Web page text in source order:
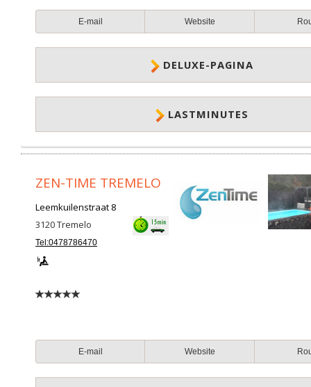
E-mail Website
DELUXE-PAGINA
LASTMINUTES
ZEN-TIME TREMELO
Leemkuilenstraat 8
3120Tremelo
Tel:0478786470
E-mail Website